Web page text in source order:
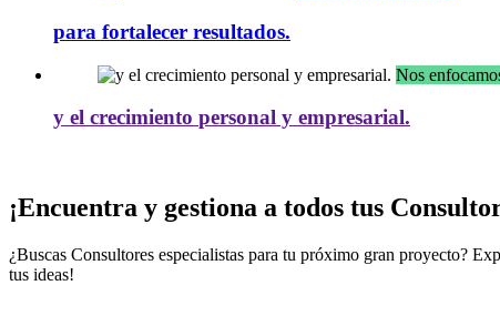
para fortalecer resultados.
y el crecimiento personal y empresarial.
¡Encuentra y gestiona a todos tus
¿Buscas Consultores especialistas para tu próximo gran proyecto?
tus ideas!